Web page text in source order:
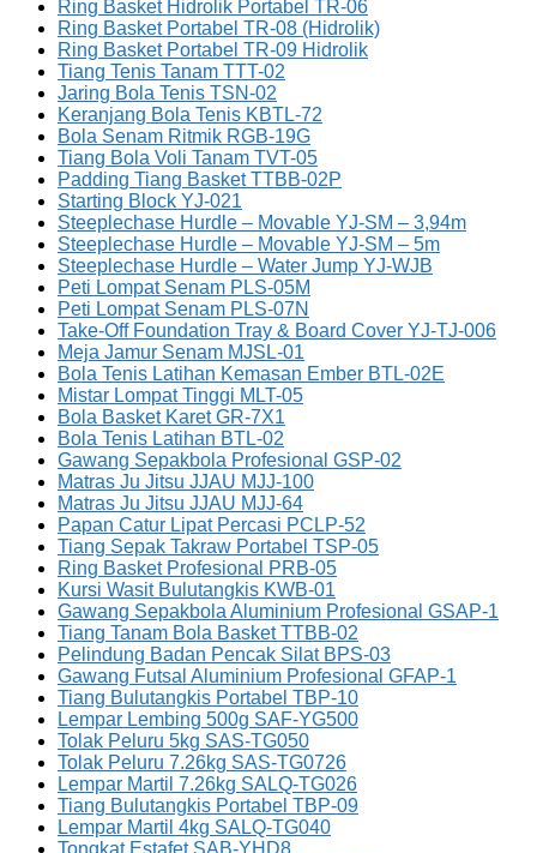
Ring Basket Hidrolik Portabel TR-06
Ring Basket Portabel TR-08 (Hidrolik)
Ring Basket Portabel TR-09 Hidrolik
Tiang Tenis Tanam TTT-02
Jaring Bola Tenis TSN-02
Keranjang Bola Tenis KBTL-72
Bola Senam Ritmik RGB-19G
Tiang Bola Voli Tanam TVT-05
Padding Tiang Basket TTBB-02P
Starting Block YJ-021
Steeplechase Hurdle – Movable YJ-SM – 3,94m
Steeplechase Hurdle – Movable YJ-SM – 5m
Steeplechase Hurdle – Water Jump YJ-WJB
Peti Lompat Senam PLS-05M
Peti Lompat Senam PLS-07N
Take-Off Foundation Tray & Board Cover YJ-TJ-006
Meja Jamur Senam MJSL-01
Bola Tenis Latihan Kemasan Ember BTL-02E
Mistar Lompat Tinggi MLT-05
Bola Basket Karet GR-7X1
Bola Tenis Latihan BTL-02
Gawang Sepakbola Profesional GSP-02
Matras Ju Jitsu JJAU MJJ-100
Matras Ju Jitsu JJAU MJJ-64
Papan Catur Lipat Percasi PCLP-52
Tiang Sepak Takraw Portabel TSP-05
Ring Basket Profesional PRB-05
Kursi Wasit Bulutangkis KWB-01
Gawang Sepakbola Aluminium Profesional GSAP-1
Tiang Tanam Bola Basket TTBB-02
Pelindung Badan Pencak Silat BPS-03
Gawang Futsal Aluminium Profesional GFAP-1
Tiang Bulutangkis Portabel TBP-10
Lempar Lembing 500g SAF-YG500
Tolak Peluru 5kg SAS-TG050
Tolak Peluru 7.26kg SAS-TG0726
Lempar Martil 7.26kg SALQ-TG026
Tiang Bulutangkis Portabel TBP-09
Lempar Martil 4kg SALQ-TG040